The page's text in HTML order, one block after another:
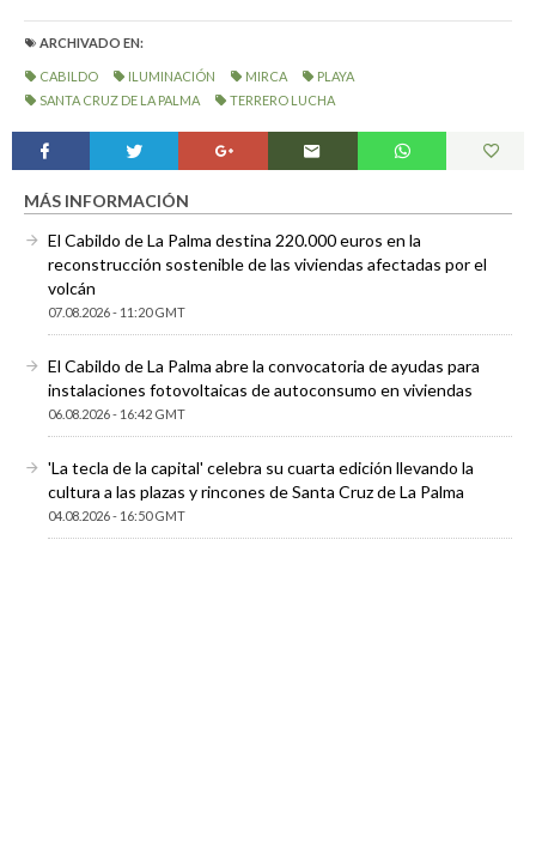
ARCHIVADO EN:
CABILDO ILUMINACIÓN MIRCA
PLAYA
SANTA CRUZ DE LA PALMA
TERRERO LUCHA
MÁS INFORMACIÓN
El Cabildo de La Palma destina 220.000 euros en la
reconstrucción sostenible de las viviendas afectadas por el
volcán
07.08.2026 - 11:20 GMT
El Cabildo de La Palma abre la convocatoria de ayudas para
instalaciones fotovoltaicas de autoconsumo en viviendas
06.08.2026 - 16:42 GMT
'La tecla de la capital' celebra su cuarta edición llevando la
cultura a las plazas y rincones de Santa Cruz de La Palma
04.08.2026 - 16:50 GMT